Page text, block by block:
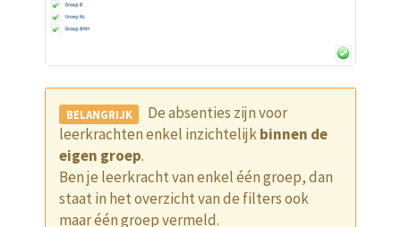
De absenties zijn voor
leerkrachten enkel inzichtelijkbinnen de
eigen groep.
Ben je leerkracht van enkel één groep, dan
staat in het overzicht van de filters ook
maar één groep vermeld.